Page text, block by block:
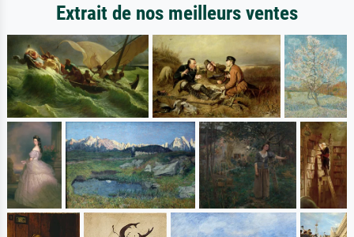
Extrait de nos meilleurs ventes